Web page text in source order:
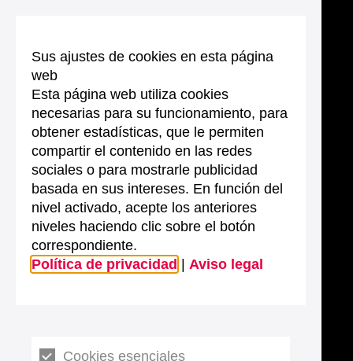
Sus ajustes de cookies en esta página
web
Esta página web utiliza cookies
necesarias para su funcionamiento, para
obtener estadísticas, que le permiten
compartir el contenido en las redes
sociales o para mostrarle publicidad
basada en sus intereses. En función del
nivel activado, acepte los anteriores
niveles haciendo clic sobre el botón
correspondiente.
Política de privacidad
Aviso legal
Cookies esenciales